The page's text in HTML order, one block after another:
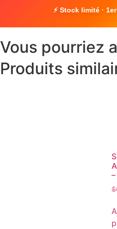
⚡ Stock limité ·
Vous pourriez
Produits
$